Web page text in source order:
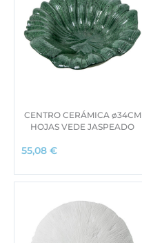
CENTRO CERÁMICA ø34CM
HOJAS VEDE JASPEADO
55,08 €